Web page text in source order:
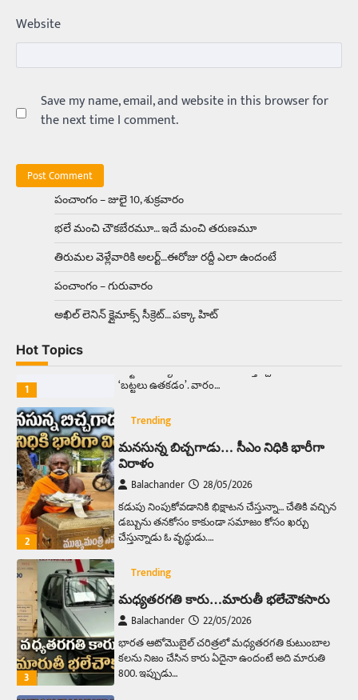
Website
Save my name, email, and website in this browser for
the next time I comment.
పంచాంగం – జులై 10, శుక్రవారం
భలే మంచి చౌకబేరమూ… ఇదే మంచి తరుణమూ
తిరుమల వెళ్లేవారికి అలర్ట్‌…ఈరోజు రద్దీ ఎలా ఉందంటే
పంచాంగం – గురువారం
అఖిల్‌ లెనిన్ క్లైమాక్స్‌ సీక్రెట్‌… పక్కా హిట్‌
Hot Topics
Balachander 15/04/2026
అందమైన అమ్మాయిని పుత్తడి బొమ్మఅని లేదా బాపూ
అందంగా ఉంటారనే నానుడి…
Balachander
ఉత్తర ప్రదేశ్‌లోని ఝాన్సీ జిల్లాలో ఒక వింతైన రోడ్డు
ప్రమాదం చోటుచేసుకుంది. ఝాన్సీ–కాన్పూర్ జాతీయ
రహదారిపై వేల సంఖ్యలో బీరు…
1
Trending
అక్కడ ఆదివారం బట్టలు ఉతికితే…జైలుకే
సాఫ్ట్‌వేర్ ఉద్యోగి వరకు అందరికీ గుర్తొచ్చే మొదటి పని
‘బట్టలు ఉతకడం’. వారం…
2
Trending
మనసున్న బిచ్చగాడు… సీఎం నిధికి భారీగా
విరాళం
Balachander 28/05/2026
కడుపు నింపుకోవడానికి భిక్షాటన చేస్తున్నా… చేతికి వచ్చిన
డబ్బును తనకోసం కాకుండా సమాజం కోసం ఖర్చు
చేస్తున్నాడు ఓ వృద్ధుడు.…
3
Trending
మధ్యతరగతి కారు…మారుతీ భలేచౌకసారు
Balachander 22/05/2026
భారత ఆటోమొబైల్ చరిత్రలో మధ్యతరగతి కుటుంబాల
కలను నిజం చేసిన కారు ఏదైనా ఉందంటే అది మారుతి
800. ఇప్పుడు…